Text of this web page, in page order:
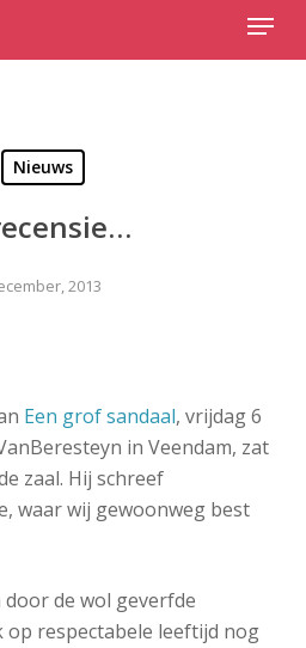
Menu
Nieuws
2013
Een grof sandaal, vrijdag 6
in Veendam, zat
zaal. Hij schreef
waar wij gewoonweg best
de wol geverfde
op respectabele leeftijd nog